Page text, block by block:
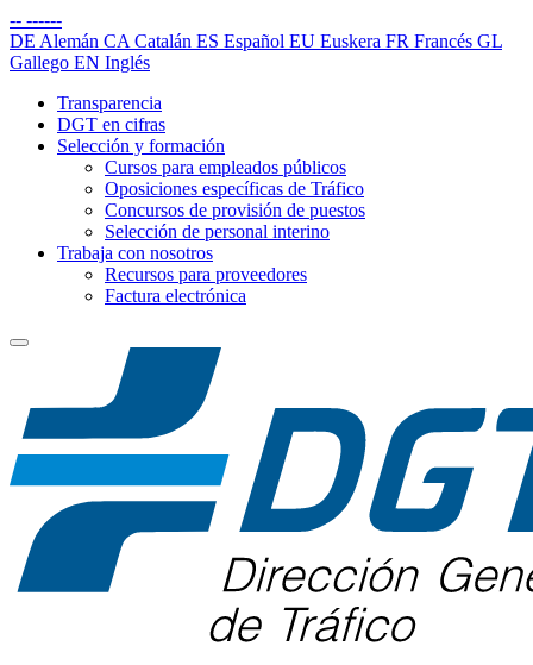
-- ------
DE Alemán CA Catalán ES Español EU Euskera FR Francés GL
Gallego EN Inglés
Transparencia
DGT en cifras
Selección y formación
Cursos para empleados públicos
Oposiciones específicas de Tráfico
Concursos de provisión de puestos
Selección de personal interino
Trabaja con nosotros
Recursos para proveedores
Factura electrónica